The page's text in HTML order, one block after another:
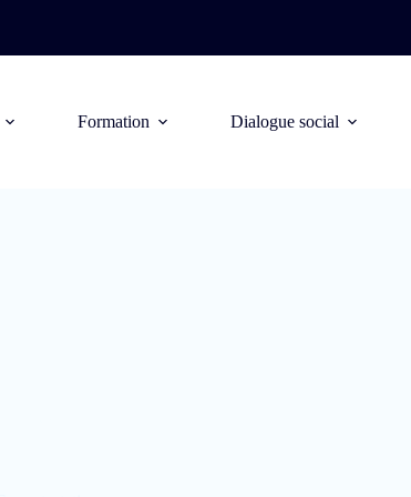
Formation Dialogue social